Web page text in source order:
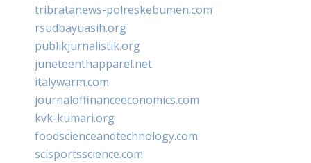
tribratanews-polreskebumen.com
rsudbayuasih.org
publikjurnalistik.org
juneteenthapparel.net
italywarm.com
journaloffinanceeconomics.com
kvk-kumari.org
foodscienceandtechnology.com
scisportsscience.com